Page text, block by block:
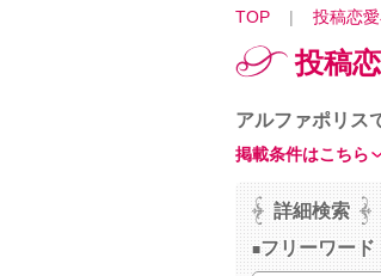
TOP | 投稿恋
投稿
アルファポリス
掲載条件はこちら
詳細検索
フリーワード